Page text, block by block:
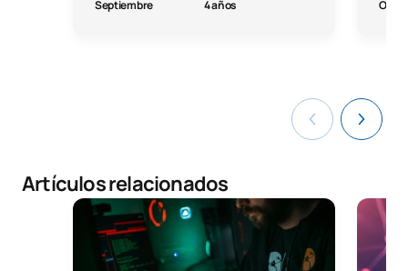
Septiembre 4 años
Artículos relacionados